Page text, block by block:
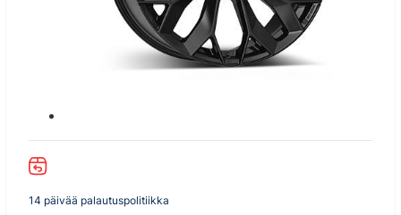
14 päivää palautuspolitiikka